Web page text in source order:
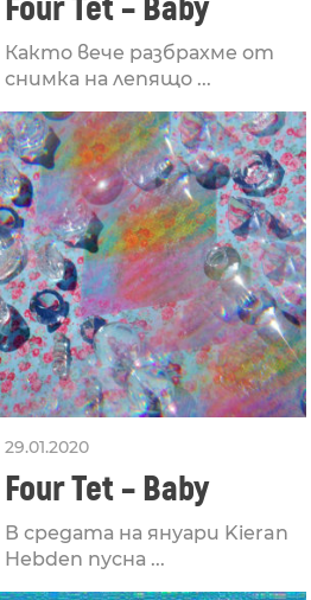
Four Tet – Baby
Както вече разбрахме от
снимка на лепящо ...
29.01.2020
Four Tet – Baby
В средата на януари Kieran
Hebden пусна ...